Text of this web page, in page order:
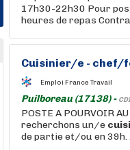
17h30-22h30 Pour
heures de repas
Cuisinier/e - chef/
Emploi France Travail
Puilboreau (17138) -
POSTE A POURVOIR
recherchons un/e
de partie et/ou en 39h.